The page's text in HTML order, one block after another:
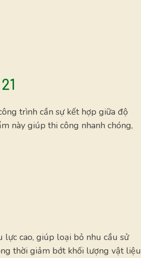
trình cần sự kết hợp giữa độ
này giúp thi công nhanh chóng,
lực cao, giúp loại bỏ nhu cầu sử
thời giảm bớt khối lượng vật liệu